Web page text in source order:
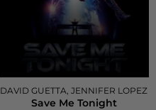
DAVID GUETTA, JENNIFER LOPEZ
Save Me Tonight